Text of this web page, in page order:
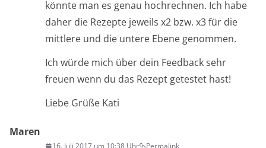
könnte man es genau hochrechnen. Ich habe
daher die Rezepte jeweils x2 bzw. x3 für die
mittlere und die untere Ebene genommen.
Ich würde mich über dein Feedback sehr
freuen wenn du das Rezept getestet hast!
Liebe Grüße Kati
Maren